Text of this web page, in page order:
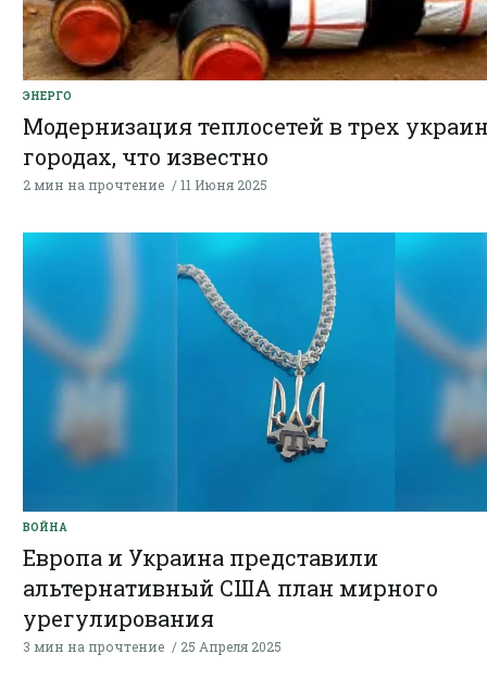
ЭНЕРГО
Модернизация теплосетей в трех
городах, что известно
2 мин на прочтение 11 Июня 2025
ВОЙНА
Европа и Украина представили
альтернативный США план мирного
урегулирования
3 мин на прочтение 25 Апреля 2025